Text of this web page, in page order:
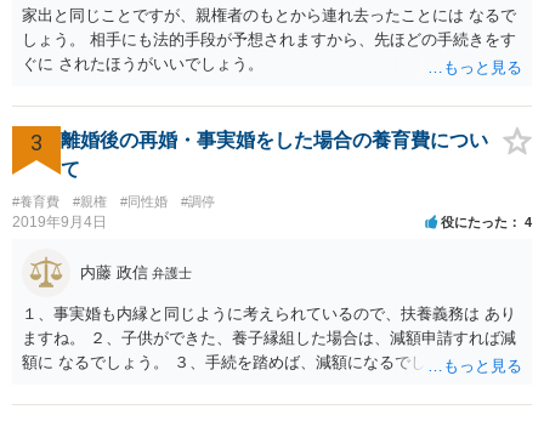
家出と同じことですが、親権者のもとから連れ去ったことには なるで
しょう。 相手にも法的手段が予想されますから、先ほどの手続きをす
ぐに されたほうがいいでしょう。
3
離婚後の再婚・事実婚をした場合の養育費につい
て
#養育費 #親権 #同性婚 #調停
2019年9月4日 役にたった 4
内藤 政信 弁護士
１、事実婚も内縁と同じように考えられているので、扶養義務は あり
ますね。 ２、子供ができた、養子縁組した場合は、減額申請すれば減
額に なるでしょう。 ３、手続を踏めば、減額になるでしょう。 ４、
しょう。 いろいろ議論のあるところですが、実務は上記のような運用